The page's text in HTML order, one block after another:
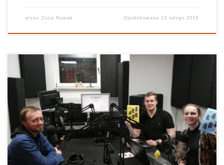
przez Zuza Nowak Opublikowano 13 lutego 2019
FEST FYRTEL W zeszłą środę w Radiotygodniku prowadzonym
podczas sesji mieliśmy okazję gościć Pana Macieja Moszyńskiego z
Centrum Turystyki Kulturowej „TRAKT”. Nasz gość jest współtwórcą
projektu Fest Fyrtel, który pozwala odkryć na nowo dzielnice
Poznania nie kojarzące się typowymi miejscami wartymi […]